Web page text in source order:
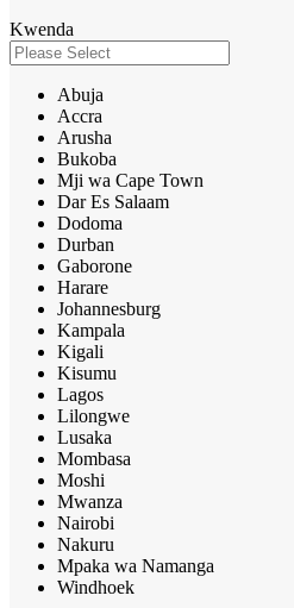
Kwenda
Abuja
Accra
Arusha
Bukoba
Mji wa Cape Town
Dar Es Salaam
Dodoma
Durban
Gaborone
Harare
Johannesburg
Kampala
Kigali
Kisumu
Lagos
Lilongwe
Lusaka
Mombasa
Moshi
Mwanza
Nairobi
Nakuru
Mpaka wa Namanga
Windhoek